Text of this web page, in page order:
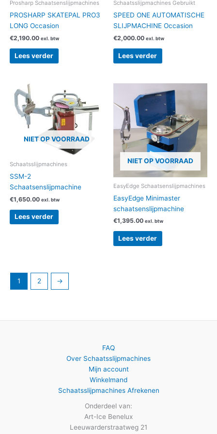
Prosharp Schaatsenslijpmachines
PROSHARP SKATEPAL PRO3
LONG Occasion
€2,190.00 exl. btw
Lees verder
Schaatsslijpmachines Gebruikt
SPEED ONE AUTOMATISCHE
SLIJPMACHINE Occasion
€2,000.00 exl. btw
Lees verder
NIET OP VOORRAAD
Schaatsslijpmachines
SSM-2
Schaatsenslijpmachine
€1,650.00 exl. btw
Lees verder
NIET OP VOORRAAD
EasyEdge Schaatsenslijpmachines
EasyEdge Minimaster
schaatsenslijpmachine
€1,395.00 exl. btw
Lees verder
1 2 →
FAQ
Over Schaatsslijpmachines
Mijn account
Winkelmand
Schaatsslijpmachines Afrekenen
Onderdeel van:
Art-Ice Benelux
Leeuwarderstraatweg 21